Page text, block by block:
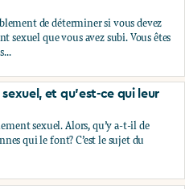
de déterminer si vous devez
que vous avez subi. Vous êtes
publiquement le
et qu’est-ce qui leur
sexuel. Alors, qu’y a-t-il de
qui le font? C’est le sujet du
et qu’est-ce qui leur